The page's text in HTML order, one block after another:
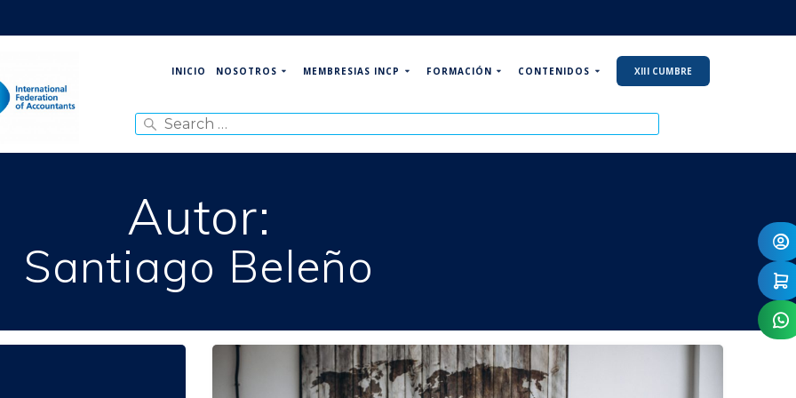
INICIO NOSOTROS MEMBRESIAS INCP FORMACIÓN CONTENIDOS XIII CUMBRE
for:
Autor:
Santiago Beleño